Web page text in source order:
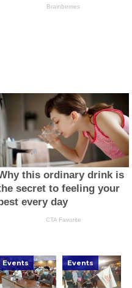
Events Events